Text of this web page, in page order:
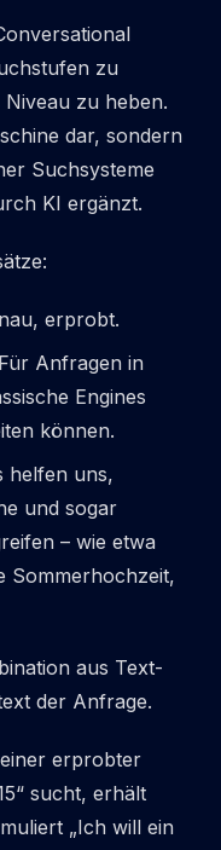
zu
zu heben.
dar, sondern
Suchsysteme
KI ergänzt.
erprobt.
Anfragen in
Engines
können.
helfen uns,
und sogar
– wie etwa
Sommerhochzeit,
aus Text-
der Anfrage.
erprobter
sucht, erhält
„Ich will ein